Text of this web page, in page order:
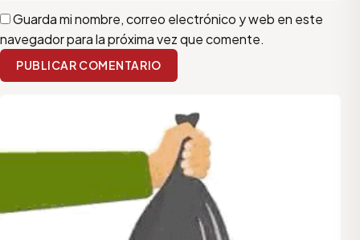
Guarda mi nombre, correo electrónico y web en este
navegador para la próxima vez que comente.
PUBLICAR COMENTARIO